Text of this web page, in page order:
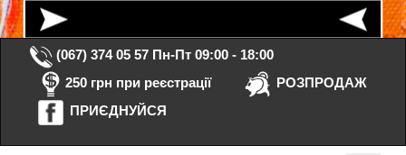
(067) 374 05 57 Пн-Пт 09:00 - 18:00
250 грн при реєстрації
РОЗПРОДАЖ
ПРИЄДНУЙСЯ